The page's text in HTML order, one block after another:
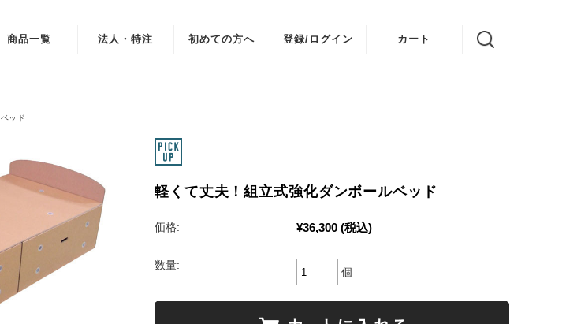
商品一覧
デスク・テーブル・机
本棚・書棚・収納棚・シェルフ
雑貨・小物
おもちゃ・遊具
法人・特注 初めての方へ 登録/ログイン カート
ベッド
軽くて丈夫！組立式強化ダンボールベッド
価格: ¥36,300 (税込)
数量:
個